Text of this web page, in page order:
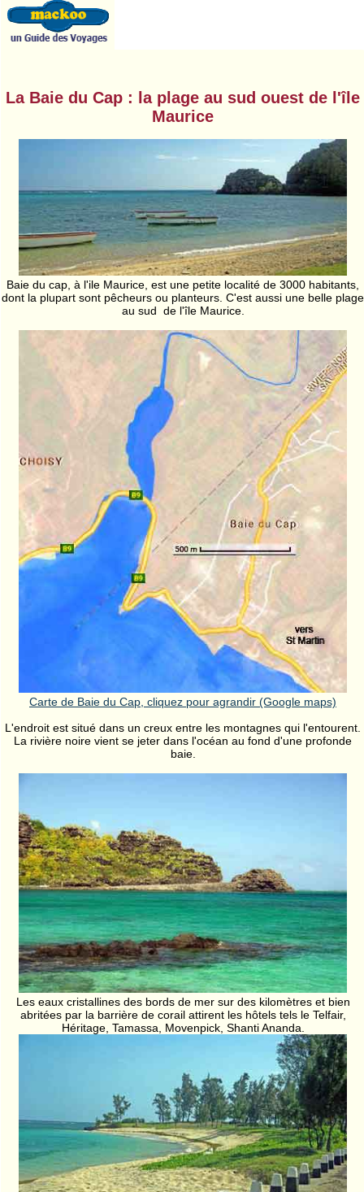
La Baie du Cap : la plage au sud ouest de l'île
Maurice
Baie du cap, à l'ile Maurice, est une petite localité de 3000 habitants,
dont la plupart sont pêcheurs ou planteurs. C'est aussi une belle plage
au sud de l'île Maurice.
Carte de Baie du Cap, cliquez pour agrandir (Google maps)
L'endroit est situé dans un creux entre les montagnes qui l'entourent.
La rivière noire vient se jeter dans l'océan au fond d'une profonde
baie.
Les eaux cristallines des bords de mer sur des kilomètres et bien
abritées par la barrière de corail attirent les hôtels tels le Telfair,
Héritage, Tamassa, Movenpick, Shanti Ananda.